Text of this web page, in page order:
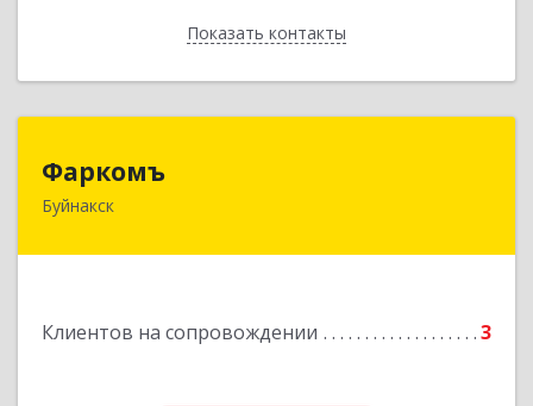
Показать контакты
Назад
Фаркомъ
Буйнакск
Клиентов на сопровождении 3